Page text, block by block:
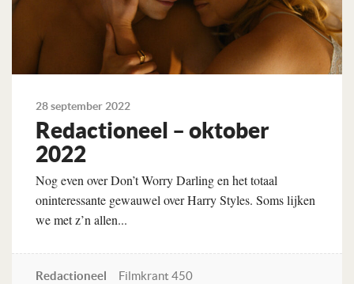
28 september 2022
Redactioneel – oktober
2022
Nog even over Don’t Worry Darling en het totaal
oninteressante gewauwel over Harry Styles. Soms lijken
we met z’n allen...
Redactioneel Filmkrant 450